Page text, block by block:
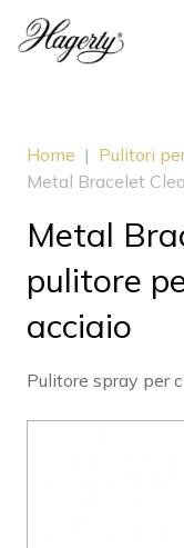
Home | Pulitori
Metal Bracelet
Metal
pulitore
acciaio
Pulitore spray per